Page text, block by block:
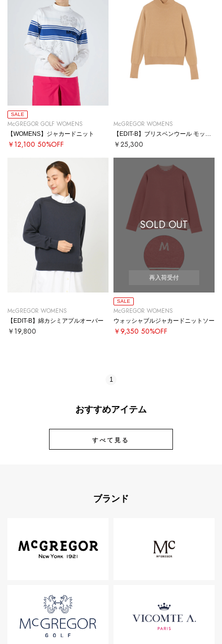
SALE
McGREGOR GOLF WOMENS
【WOMENS】ジャカードニット
￥12,100 50%OFF
McGREGOR WOMENS
￥25,300
McGREGOR WOMENS
【EDIT-B】綿カシミアプルオーバー
￥19,800
SOLD OUT
再入荷受付
SALE
McGREGOR WOMENS
ウォッシャブルジャカードニットソー
￥9,350 50%OFF
1
おすすめアイテム
すべて見る
ブランド